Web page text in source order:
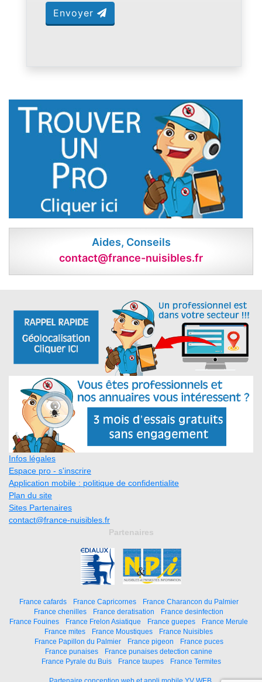
Envoyer
Aides, Conseils
contact@france-nuisibles.fr
Infos légales
Espace pro - s'inscrire
Application mobile : politique de confidentialite
Plan du site
Sites Partenaires
contact@france-nuisibles.fr
Partenaires
France cafards France Capricornes
France Charancon du Palmier
France chenilles
France deratisation
France desinfection
France Fouines
France Frelon Asiatique France guepes
France Merule
France mites
France Moustiques
France Nuisibles
France Papillon du Palmier
France pigeon
France puces
France punaises
France punaises detection canine
France Pyrale du Buis
France taupes France Termites